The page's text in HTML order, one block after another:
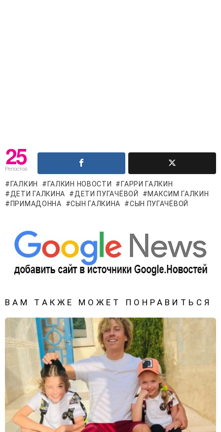
25
Репостов
ГАЛКИН ГАЛКИН НОВОСТИ
ГАРРИ ГАЛКИН
ДЕТИ ГАЛКИНА
ДЕТИ ПУГАЧЁВОЙ
МАКСИМ ГАЛКИН
ПРИМАДОННА
СЫН ГАЛКИНА СЫН ПУГАЧЁВОЙ
ВАМ ТАКЖЕ МОЖЕТ ПОНРАВИТЬСЯ